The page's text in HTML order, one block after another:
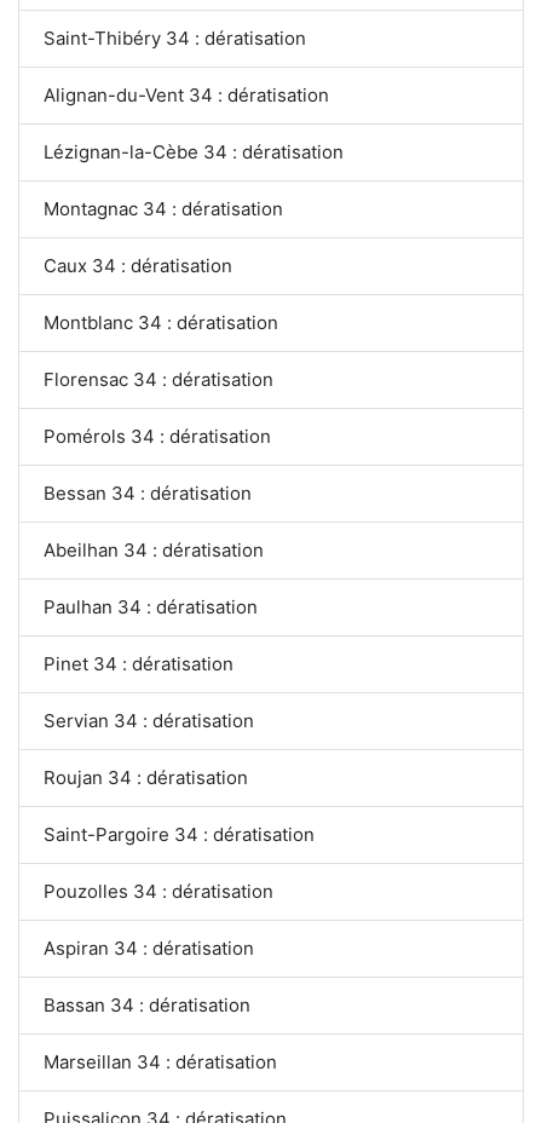
Saint-Thibéry 34 : dératisation
Alignan-du-Vent 34 : dératisation
Lézignan-la-Cèbe 34 : dératisation
Montagnac 34 : dératisation
Caux 34 : dératisation
Montblanc 34 : dératisation
Florensac 34 : dératisation
Pomérols 34 : dératisation
Bessan 34 : dératisation
Abeilhan 34 : dératisation
Paulhan 34 : dératisation
Pinet 34 : dératisation
Servian 34 : dératisation
Roujan 34 : dératisation
Saint-Pargoire 34 : dératisation
Pouzolles 34 : dératisation
Aspiran 34 : dératisation
Bassan 34 : dératisation
Marseillan 34 : dératisation